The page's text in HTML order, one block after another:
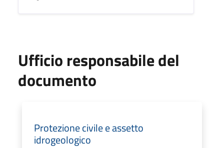
Ufficio responsabile del
documento
Protezione civile e assetto
idrogeologico